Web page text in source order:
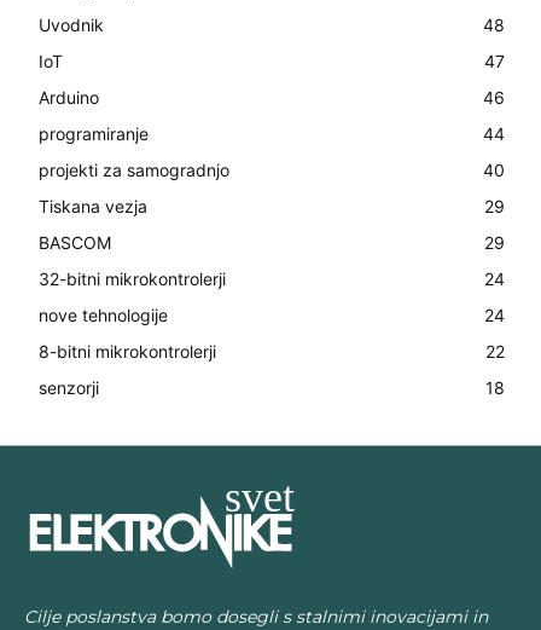
Uvodnik
48
IoT
47
Arduino
46
programiranje
44
projekti za samogradnjo
40
Tiskana vezja
29
BASCOM
29
32-bitni mikrokontrolerji
24
nove tehnologije
24
8-bitni mikrokontrolerji
22
senzorji
18
Cilje poslanstva bomo dosegli s stalnimi inovacijami in